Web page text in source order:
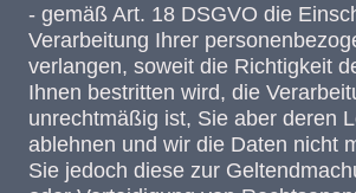
- gemäß Art. 18 DSGVO die
Verarbeitung Ihrer
verlangen, soweit die Richtigkeit
Ihnen bestritten wird, die
unrechtmäßig ist, Sie aber deren
ablehnen und wir die Daten nicht
Sie jedoch diese zur